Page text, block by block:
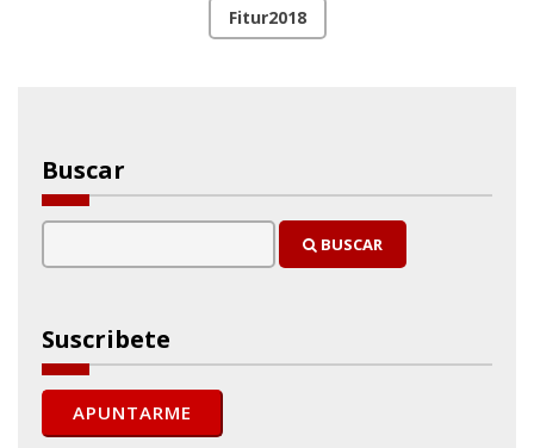
Fitur2018
Buscar
BUSCAR
Suscribete